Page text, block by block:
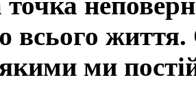
всього
ми